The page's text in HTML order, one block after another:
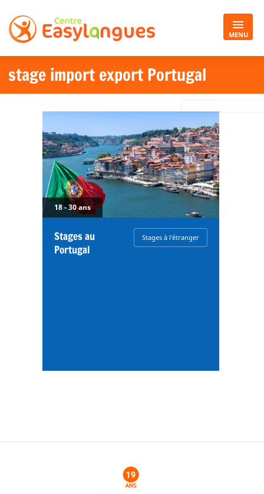
MENU
stage import export Portugal
18 - 30 ans
Stages au
Portugal
Stages à l'étranger